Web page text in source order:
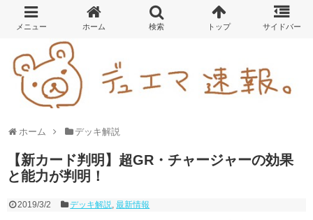
ホーム デッキ解説
【新カード判明】超GR・チャージャーの効果
と能力が判明！
2019/3/2 デッキ解説,最新情報